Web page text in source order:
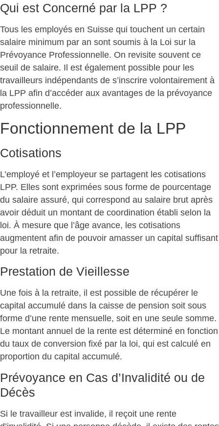
Qui est Concerné par la LPP ?
Tous les employés en Suisse qui touchent un certain
salaire minimum par an sont soumis à la Loi sur la
Prévoyance Professionnelle. On revisite souvent ce
seuil de salaire. Il est également possible pour les
travailleurs indépendants de s’inscrire volontairement à
la LPP afin d’accéder aux avantages de la prévoyance
professionnelle.
Fonctionnement de la LPP
Cotisations
L’employé et l’employeur se partagent les cotisations
LPP. Elles sont exprimées sous forme de pourcentage
du salaire assuré, qui correspond au salaire brut après
avoir déduit un montant de coordination établi selon la
loi. À mesure que l’âge avance, les cotisations
augmentent afin de pouvoir amasser un capital suffisant
pour la retraite.
Prestation de Vieillesse
Une fois à la retraite, il est possible de récupérer le
capital accumulé dans la caisse de pension soit sous
forme d’une rente mensuelle, soit en une seule somme.
Le montant annuel de la rente est déterminé en fonction
du taux de conversion fixé par la loi, qui est calculé en
proportion du capital accumulé.
Prévoyance en Cas d’Invalidité ou de
Décès
Si le travailleur est invalide, il reçoit une rente